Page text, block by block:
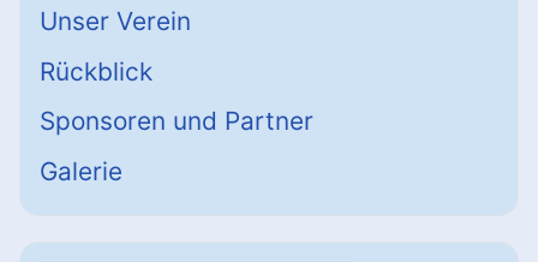
Unser Verein
Rückblick
Sponsoren und Partner
Galerie